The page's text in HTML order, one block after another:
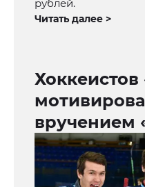
рублей.
Читать далее >
вручением